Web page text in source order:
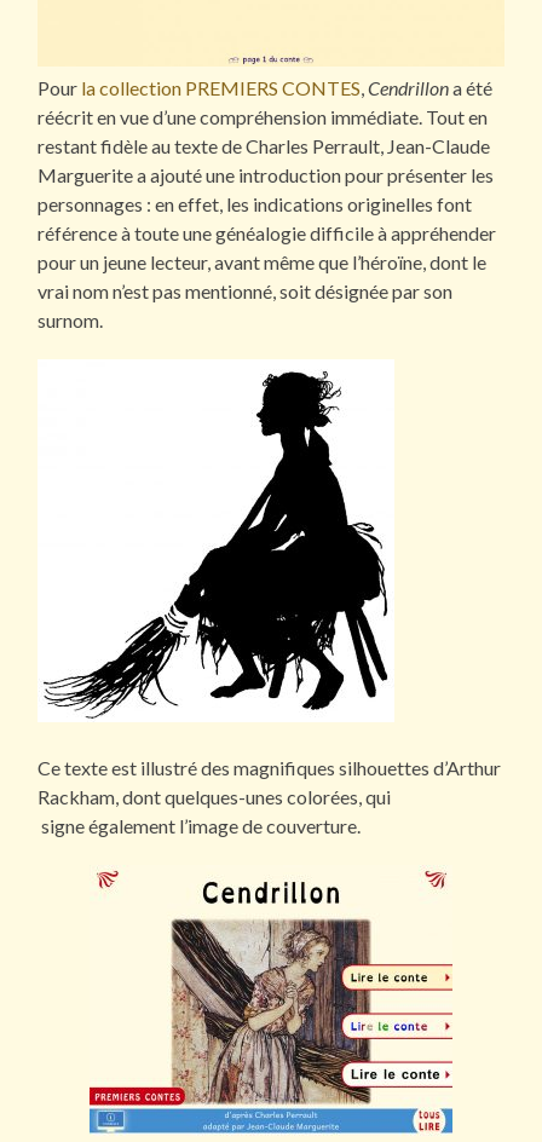
Pour la collection PREMIERS CONTES,Cendrillona été
réécrit en vue d’une compréhension immédiate. Tout en
restant fidèle au texte de Charles Perrault, Jean-Claude
Marguerite a ajouté une introduction pour présenter les
personnages : en effet, les indications originelles font
référence à toute une généalogie difficile à appréhender
pour un jeune lecteur, avant même que l’héroïne, dont le
vrai nom n’est pas mentionné, soit désignée par son
surnom.
Ce texte est illustré des magnifiques silhouettes d’Arthur
Rackham, dont quelques-unes colorées, qui
signe également l’image de couverture.